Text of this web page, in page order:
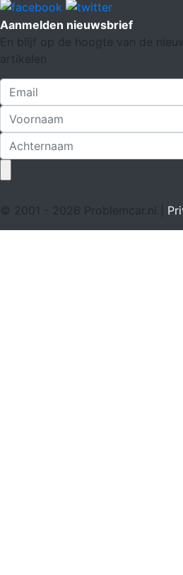
Aanmelden nieuwsbrief
En blijf op de hoogte van de
artikelen
© 2001 - 2026 Problemcar.nl |